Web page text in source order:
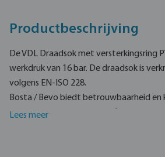
Productbeschrijving
De VDL Draadsok met versterkingsring
werkdruk van 16 bar. De draadsok is
volgens EN-ISO 228.
Bosta / Bevo biedt betrouwbaarheid
en vervaardigd volgens professionele
Lees meer